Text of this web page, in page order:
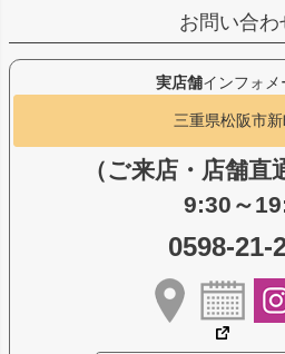
お問い合わ
実店舗インフォメ
三重県松阪市
（ご来店・店舗直
9:30～
0598-21-